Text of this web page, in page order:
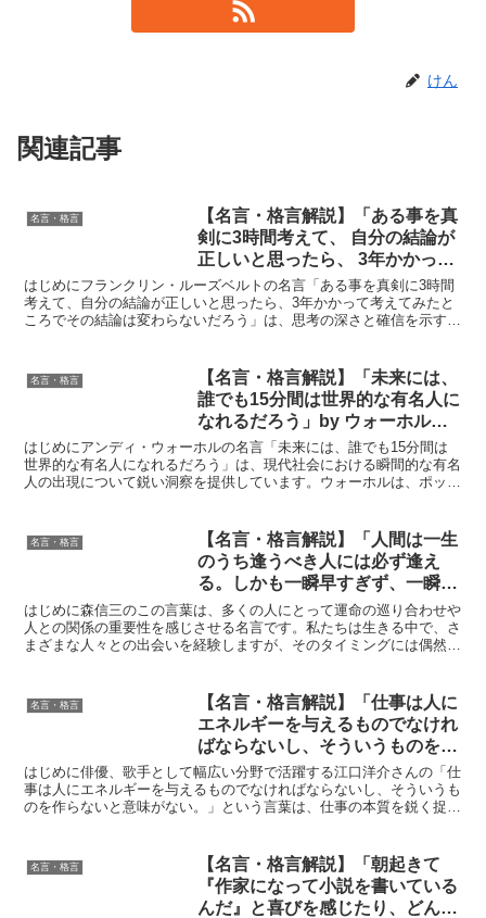
けん
関連記事
名言・格言
【名言・格言解説】「ある事を真
剣に3時間考えて、 自分の結論が
正しいと思ったら、 3年かかって
考えてみたところでその結論は変
わらないだろう。」by フランク
リン・ルーズベルトの深い意味と
はじめにフランクリン・ルーズベルトの名言「ある事を真剣に3時間
考えて、自分の結論が正しいと思ったら、3年かかって考えてみたと
ころでその結論は変わらないだろう」は、思考の深さと確信を示す言
名言・格言
【名言・格言解説】「未来には、
誰でも15分間は世界的な有名人に
なれるだろう」by ウォーホルの
深い意味と得られる教訓
はじめにアンディ・ウォーホルの名言「未来には、誰でも15分間は
世界的な有名人になれるだろう」は、現代社会における瞬間的な有名
人の出現について鋭い洞察を提供しています。ウォーホルは、ポップ
名言・格言
【名言・格言解説】「人間は一生
のうち逢うべき人には必ず逢え
る。しかも一瞬早すぎず、一瞬遅
すぎない時に」by 森信三の深い
意味と得られる教訓
はじめに森信三のこの言葉は、多くの人にとって運命の巡り合わせや
人との関係の重要性を感じさせる名言です。私たちは生きる中で、さ
まざまな人々との出会いを経験しますが、そのタイミングには偶然だ
名言・格言
【名言・格言解説】「仕事は人に
エネルギーを与えるものでなけれ
ばならないし、そういうものを作
らないと意味がない。」by 江口
洋介 の深い意味と得られる教訓
はじめに俳優、歌手として幅広い分野で活躍する江口洋介さんの「仕
事は人にエネルギーを与えるものでなければならないし、そういうも
のを作らないと意味がない。」という言葉は、仕事の本質を鋭く捉え
名言・格言
【名言・格言解説】「朝起きて
『作家になって小説を書いている
んだ』と喜びを感じたり、どんな